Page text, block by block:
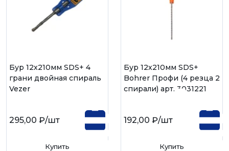
Бур 12х210мм SDS+ 4
грани двойная спираль
Vezer
295,00 ₽/шт
Купить
Бур 12х210мм SDS+
Bohrer Профи (4 резца 2
спирали) арт. 30312210
192,00 ₽/шт
Купить